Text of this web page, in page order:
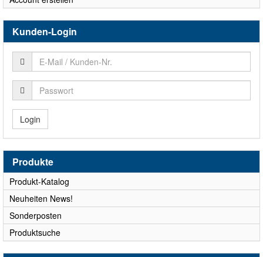
Kunden-Login
Login
Produkte
Produkt-Katalog
Neuheiten News!
Sonderposten
Produktsuche